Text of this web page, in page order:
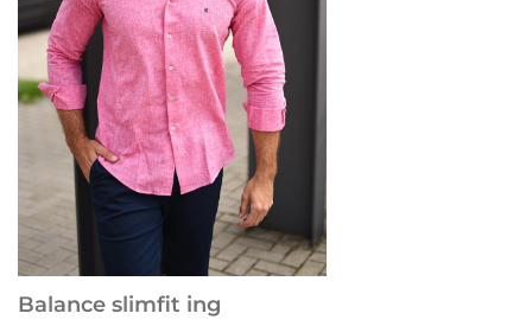
Balance slimfit ing